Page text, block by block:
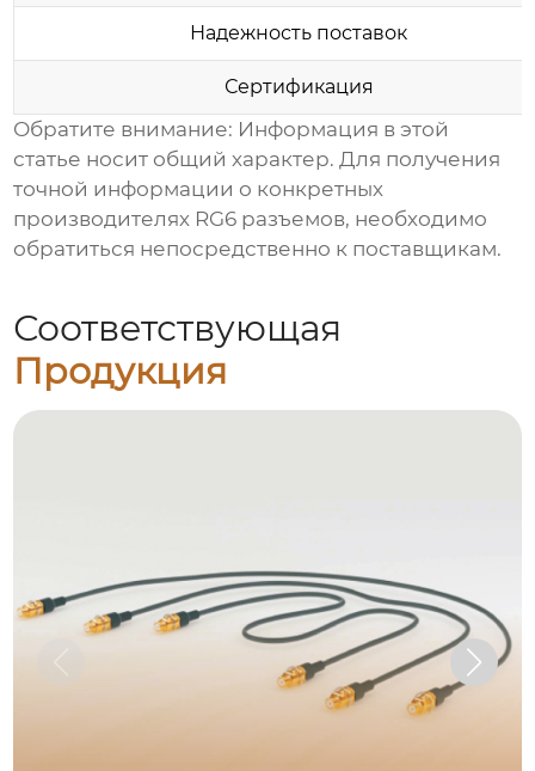
Надежность поставок
Сертификация
Обратите внимание: Информация в этой
статье носит общий характер. Для получения
точной информации о конкретных
производителях RG6 разъемов, необходимо
обратиться непосредственно к поставщикам.
Соответствующая
Продукция